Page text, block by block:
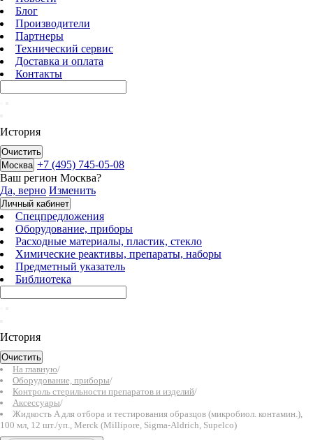
Блог
Производители
Партнеры
Технический сервис
Доставка и оплата
Контакты
История
Очистить
Москва +7 (495) 745-05-08
Ваш регион Москва?
Да, верно Изменить
Личный кабинет
Спецпредложения
Оборудование, приборы
Расходные материалы, пластик, стекло
Химические реактивы, препараты, наборы
Предметный указатель
Библиотека
История
Очистить
На главную/
Оборудование, приборы/
Контроль стерильности препаратов и изделий/
Аксессуары/
Жидкость A для отбора и тестирования образцов (микробиол. контамин.),
100 мл, 12 шт./уп., Merck (Millipore, Sigma-Aldrich, Supelco)